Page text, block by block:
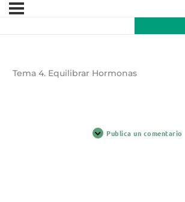
Tema 4. Equilibrar Hormonas
Publica un comentario